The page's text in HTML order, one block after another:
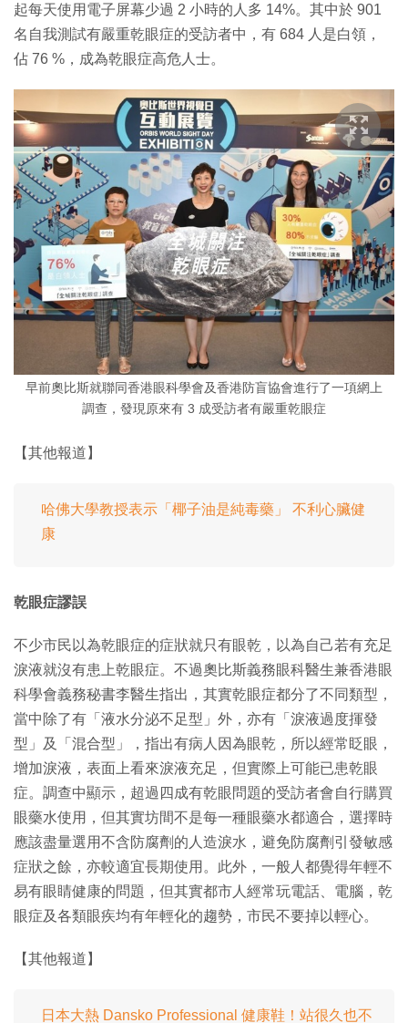
起每天使用電子屏幕少過 2 小時的人多 14%。其中於 901
名自我測試有嚴重乾眼症的受訪者中，有 684 人是白領，
佔 76 %，成為乾眼症高危人士。
早前奧比斯就聯同香港眼科學會及香港防盲協會進行了一項網上
調查，發現原來有 3 成受訪者有嚴重乾眼症
【其他報道】
哈佛大學教授表示「椰子油是純毒藥」 不利心臟健
康
乾眼症謬誤
不少市民以為乾眼症的症狀就只有眼乾，以為自己若有充足
淚液就沒有患上乾眼症。不過奧比斯義務眼科醫生兼香港眼
科學會義務秘書李醫生指出，其實乾眼症都分了不同類型，
當中除了有「液水分泌不足型」外，亦有「淚液過度揮發
型」及「混合型」，指出有病人因為眼乾，所以經常眨眼，
增加淚液，表面上看來淚液充足，但實際上可能已患乾眼
症。調查中顯示，超過四成有乾眼問題的受訪者會自行購買
眼藥水使用，但其實坊間不是每一種眼藥水都適合，選擇時
應該盡量選用不含防腐劑的人造淚水，避免防腐劑引發敏感
症狀之餘，亦較適宜長期使用。此外，一般人都覺得年輕不
易有眼睛健康的問題，但其實都市人經常玩電話、電腦，乾
眼症及各類眼疾均有年輕化的趨勢，市民不要掉以輕心。
【其他報道】
日本大熱 Dansko Professional 健康鞋！站很久也不